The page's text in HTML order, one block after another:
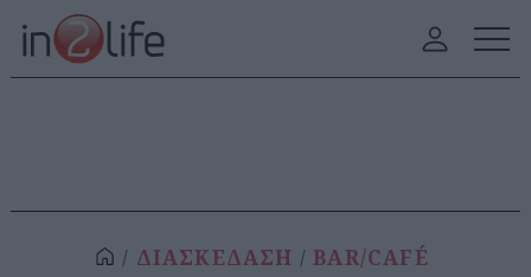
ΔΙΑΣΚΕΔΑΣΗ BAR/CAFÉ